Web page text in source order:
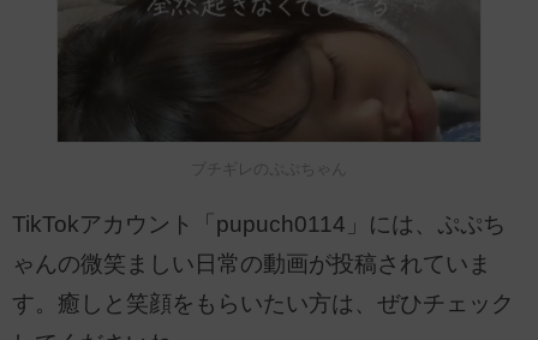
ブチギレのぷぷちゃん
TikTokアカウント「pupuch0114」には、ぷぷち
ゃんの微笑ましい日常の動画が投稿されていま
す。癒しと笑顔をもらいたい方は、ぜひチェック